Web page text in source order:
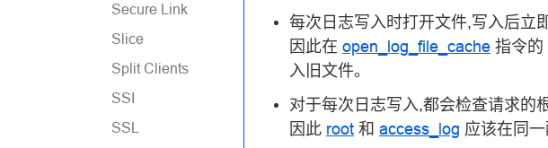
Secure Link
Slice
Split Clients
SSI
SSL
每次日志写入时打开文件,写入后立
因此在 open_log_file_cache 指令的
入旧文件。
对于每次日志写入,都会检查请求的
因此 root 和 access_log 应该在同